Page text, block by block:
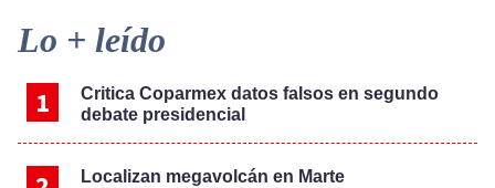
Primary
Sidebar
Lo + leído
Critica Coparmex datos falsos en segundo
debate presidencial
Localizan megavolcán en Marte